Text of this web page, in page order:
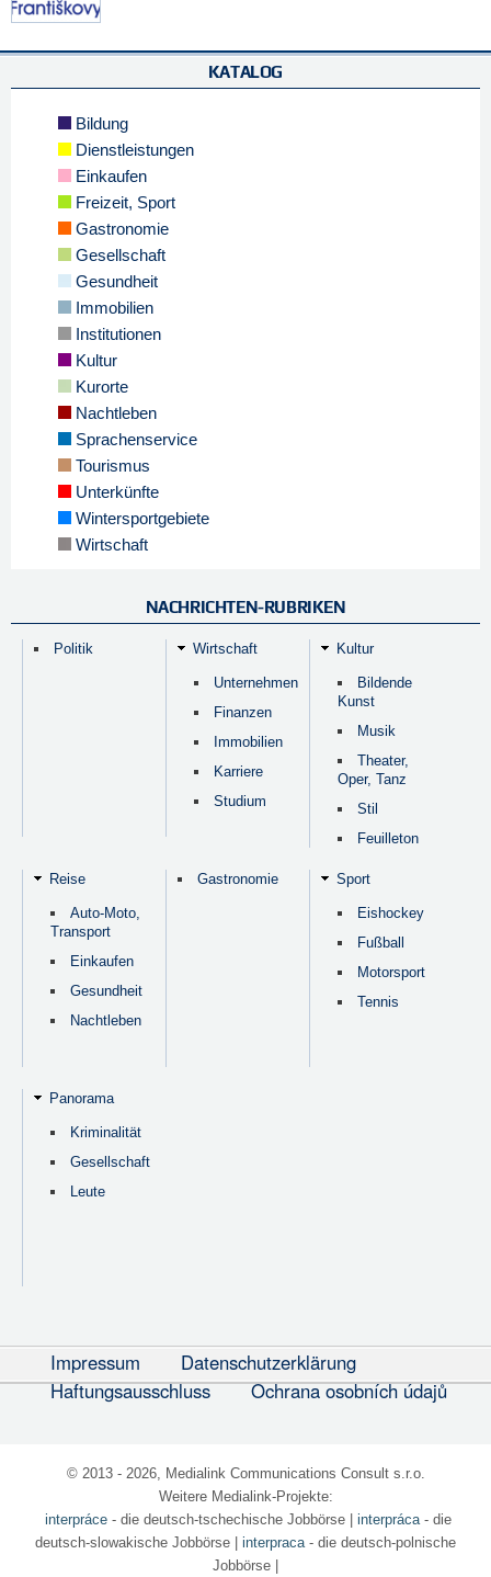
KATALOG
Bildung
Dienstleistungen
Einkaufen
Freizeit, Sport
Gastronomie
Gesellschaft
Gesundheit
Immobilien
Institutionen
Kultur
Kurorte
Nachtleben
Sprachenservice
Tourismus
Unterkünfte
Wintersportgebiete
Wirtschaft
NACHRICHTEN-RUBRIKEN
Politik Wirtschaft
Unternehmen
Finanzen
Immobilien
Karriere
Studium
Kultur
Bildende
Kunst
Musik
Theater,
Oper, Tanz
Stil
Feuilleton
Reise
Auto-Moto,
Transport
Einkaufen
Gesundheit
Nachtleben
Gastronomie Sport
Eishockey
Fußball
Motorsport
Tennis
Panorama
Kriminalität
Gesellschaft
Leute
Impressum
Datenschutzerklärung
Haftungsausschluss
Ochrana osobních údajů
© 2013 - 2026, Medialink Communications Consult s.r.o.
Weitere Medialink-Projekte:
interpráce- die deutsch-tschechische Jobbörse| interpráca- die
deutsch-slowakische Jobbörse | interpraca - die deutsch-polnische
Jobbörse |